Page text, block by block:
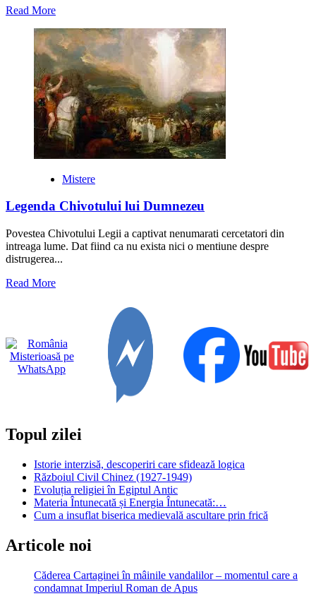
Read MoreRead
about
Unde
a
disparut
Iisus
18
ani
Mistere
Legenda Chivotului lui Dumnezeu
Povestea Chivotului Legii a captivat nenumarati cercetatori din
intreaga lume. Dat fiind ca nu exista nici o mentiune despre
distrugerea...
Read MoreRead
lui
Dumnezeu
Topul zilei
Istorie interzisă, descoperiri care sfidează logica
Războiul Civil Chinez (1927-1949)
Evoluția religiei în Egiptul Antic
Materia Întunecată și Energia Întunecată:…
Cum a insuflat biserica medievală ascultare prin frică
Articole noi
Căderea Cartaginei în mâinile vandalilor – momentul care a
condamnat Imperiul Roman de Apus